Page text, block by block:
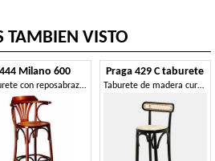
TAMBIEN VISTO
444 Milano 600
Taburete con reposabrazos para pubs
Praga 429 C taburete
Taburete de madera curvada, asiento de paja de Viena